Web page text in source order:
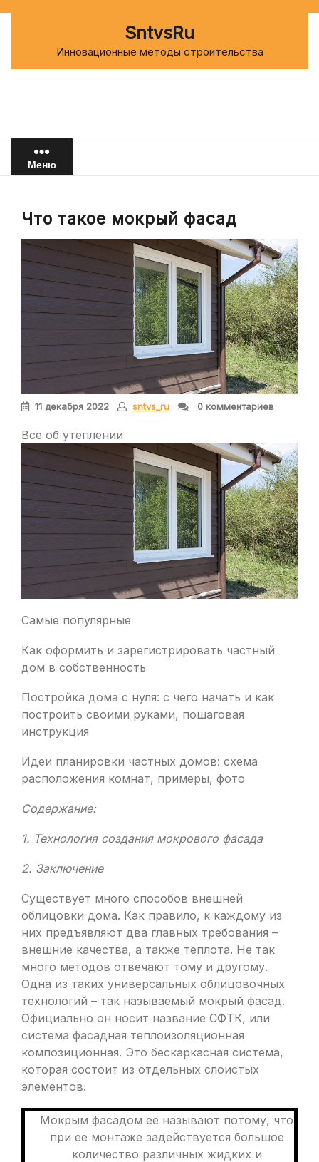
SntvsRu
Инновационные методы строительства
Меню
Что такое мокрый фасад
11 декабря 2022 sntvs_ru 0 комментариев
Все об утеплении
Самые популярные
Как оформить и зарегистрировать частный
дом в собственность
Постройка дома с нуля: с чего начать и как
построить своими руками, пошаговая
инструкция
Идеи планировки частных домов: схема
расположения комнат, примеры, фото
Содержание:
1. Технология создания мокрового фасада
2. Заключение
Существует много способов внешней
облицовки дома. Как правило, к каждому из
них предъявляют два главных требования –
внешние качества, а также теплота. Не так
много методов отвечают тому и другому.
Одна из таких универсальных облицовочных
технологий – так называемый мокрый фасад.
Официально он носит название СФТК, или
система фасадная теплоизоляционная
композиционная. Это бескаркасная система,
которая состоит из отдельных слоистых
элементов.
Мокрым фасадом ее называют потому, что
при ее монтаже задействуется большое
количество различных жидких и